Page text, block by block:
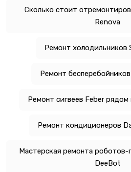
Сколько стоит
Renova
Ремонт холодильников
Ремонт
Ремонт сигвеев Feber
Ремонт кондиционеров
Мастерская ремонта роботов-
DeeBot